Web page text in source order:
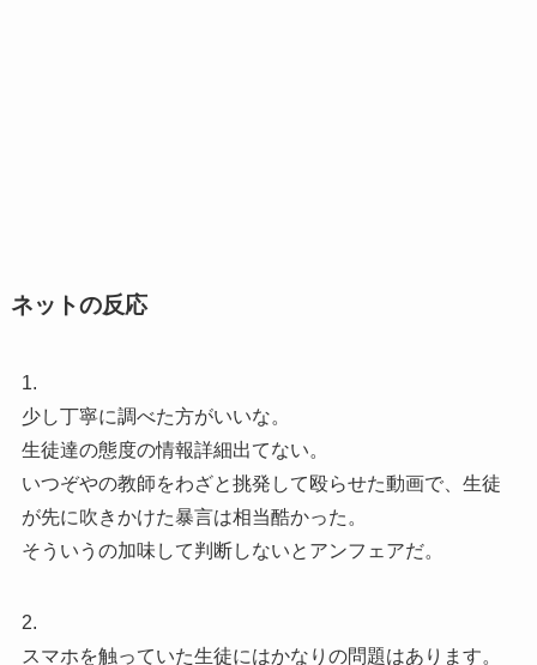
ネットの反応
1.
少し丁寧に調べた方がいいな。
生徒達の態度の情報詳細出てない。
いつぞやの教師をわざと挑発して殴らせた動画で、生徒
が先に吹きかけた暴言は相当酷かった。
そういうの加味して判断しないとアンフェアだ。
2.
スマホを触っていた生徒にはかなりの問題はあります。